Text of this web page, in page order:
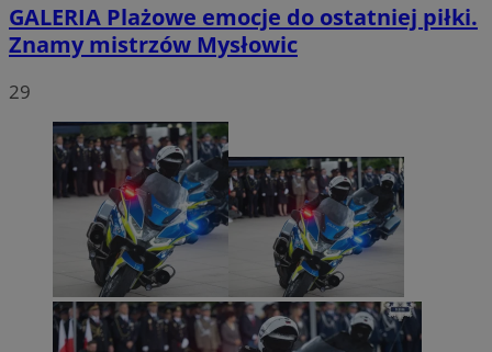
GALERIA Plażowe emocje do ostatniej piłki.
Znamy mistrzów Mysłowic
29